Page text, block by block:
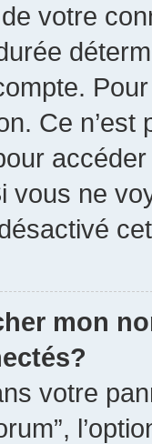
votre
Ce
vous ne
mon
votre